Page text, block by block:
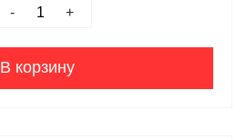
- +
В корзину